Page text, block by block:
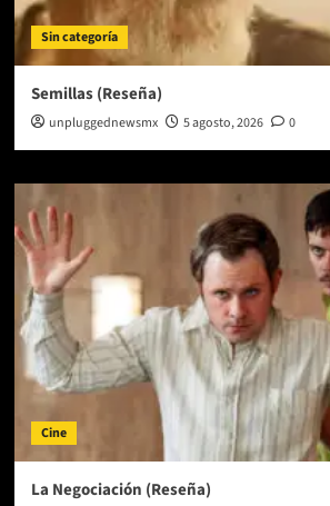
Sin categoría
Semillas (Reseña)
unpluggednewsmx 5 agosto, 2026 0
Cine
La Negociación (Reseña)